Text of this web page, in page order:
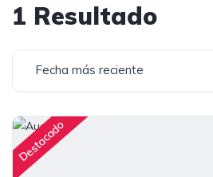
1 Resultado
Fecha más reciente
Destacado